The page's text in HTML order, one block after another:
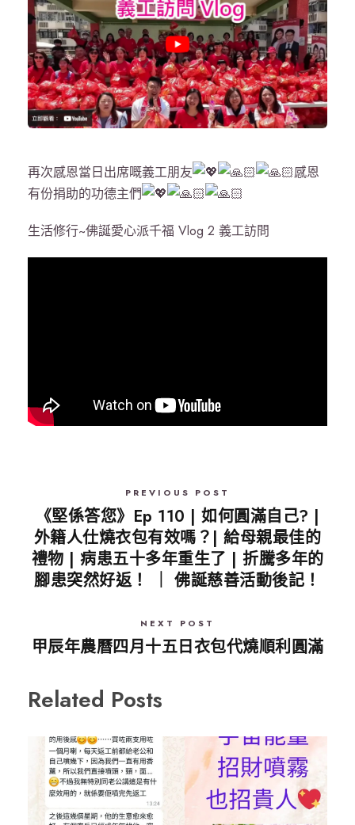
再次感恩當日出席嘅義工朋友
感恩
有份捐助的功德主們
生活修行~佛誕愛心派千福 Vlog 2 義工訪問
PREVIOUS POST
《堅係答您》Ep 110 | 如何圓滿自己? |
外籍人仕燒衣包有效嗎？| 給母親最佳的
禮物 | 病患五十多年重生了 | 折騰多年的
腳患突然好返！ ｜ 佛誕慈善活動後記！
NEXT POST
甲辰年農曆四月十五日衣包代燒順利圓滿
Related Posts